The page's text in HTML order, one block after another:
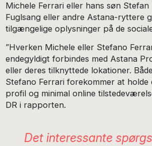
Michele Ferrari eller hans søn
Fuglsang eller andre Astana-ryttere
tilgængelige oplysninger på de
”Hverken Michele eller Stefano
endegyldigt forbindes med Astana
eller deres tilknyttede lokationer.
Stefano Ferrari forekommer at holde
profil og minimal online
DR i rapporten.
Det interessante